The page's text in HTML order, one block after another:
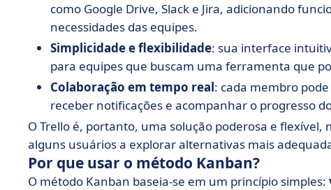
como Google Drive, Slack e Jira, adicionando
necessidades das equipes.
Simplicidade e flexibilidade: sua interface
para equipes que buscam uma ferramenta que
Colaboração em tempo real: cada membro
receber notificações e acompanhar o progresso
O Trello é, portanto, uma solução poderosa e
alguns usuários a explorar alternativas mais
Por que usar o método Kanban?
O método Kanban baseia-se em um princípio simples: